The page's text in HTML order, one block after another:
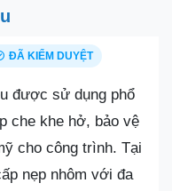
ĐÃ KIỂM DUYỆT
được sử dụng phổ
che khe hở, bảo vệ
cho công trình. Tại
nẹp nhôm với đa